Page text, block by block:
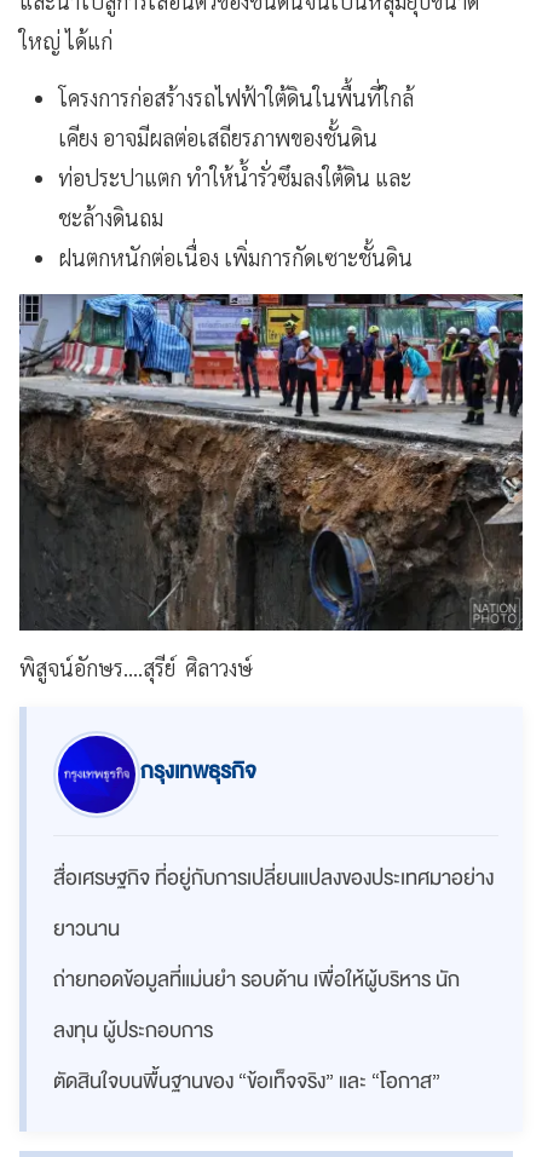
ใหญ่ ได้แก่
โครงการก่อสร้างรถไฟฟ้าใต้ดินในพื้นที่ใกล้
เคียง อาจมีผลต่อเสถียรภาพของชั้นดิน
ท่อประปาแตก ทำให้น้ำรั่วซึมลงใต้ดิน และ
ชะล้างดินถม
ฝนตกหนักต่อเนื่อง เพิ่มการกัดเซาะชั้นดิน
พิสูจน์อักษร....สุรีย์ ศิลาวงษ์
กรุงเทพธุรกิจ
สื่อเศรษฐกิจ ที่อยู่กับการเปลี่ยนแปลงของประเทศมาอย่าง
ยาวนาน
ถ่ายทอดข้อมูลที่แม่นยำ รอบด้าน เพื่อให้ผู้บริหาร นัก
ลงทุน ผู้ประกอบการ
ตัดสินใจบนพื้นฐานของ “ข้อเท็จจริง” และ “โอกาส”